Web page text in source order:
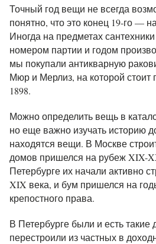
Точный год вещи не всегда
понятно, что это конец 19-го —
Иногда на предметах
номером партии и годом
мы покупали антикварную
Мюр и Мерлиз, на которой стоит
1898.
Можно определить вещь в
но еще важно изучать историю
находятся вещи. В Москве
домов пришелся на рубеж XIX-
Петербурге их начали активно
XIX века, и бум пришелся на
крепостного права.
В Петербурге были и есть такие
перестроили из частных в